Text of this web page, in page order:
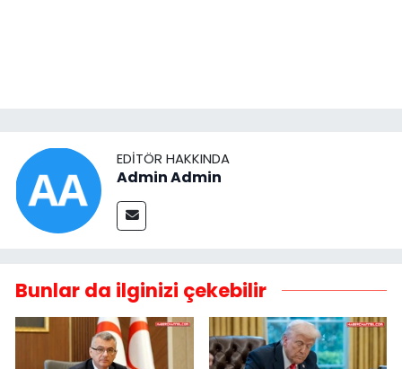
EDITÖR HAKKINDA
Admin Admin
Bunlar da ilginizi çekebilir